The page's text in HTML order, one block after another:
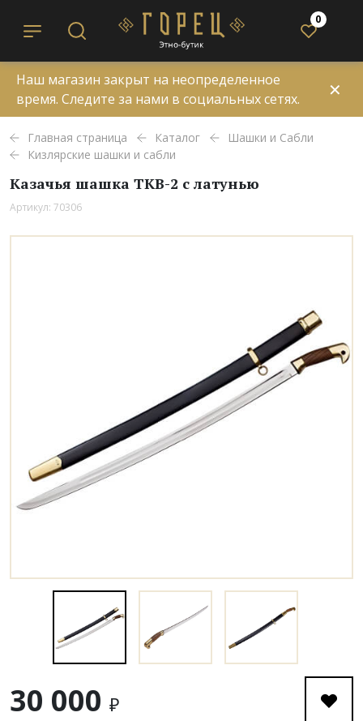
0
Наш магазин закрыт на неопределенное
время. Следите за нами в социальных сетях.
✕
Главная страница Каталог
Шашки и Сабли
Кизлярские шашки и сабли
Казачья шашка ТКВ-2 с латунью
Артикул: 70306
30 000 ₽